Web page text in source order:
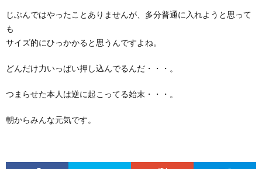
じぶんではやったことありませんが、多分普通に入れようと思って
も
サイズ的にひっかかると思うんですよね。
どんだけ力いっぱい押し込んでるんだ・・・。
つまらせた本人は逆に起こってる始末・・・。
朝からみんな元気です。